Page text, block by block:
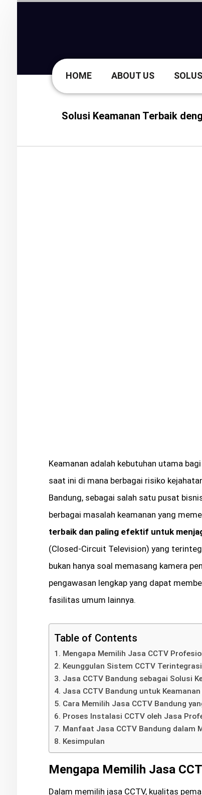
HOME ABOUT US
Solusi Keamanan Terbaik
Keamanan adalah kebutuhan utama
saat ini di mana berbagai risiko
Bandung, sebagai salah satu pusat
berbagai masalah keamanan yang
terbaik dan paling efektif untuk
(Closed-Circuit Television) yang
bukan hanya soal memasang kamera
pengawasan lengkap yang dapat
fasilitas umum lainnya.
Table of Contents
Mengapa Memilih Jasa CCTV
Keunggulan Sistem CCTV Terintegrasi
Jasa CCTV Bandung sebagai Solusi
Jasa CCTV Bandung untuk
Cara Memilih Jasa CCTV Bandung
Proses Instalasi CCTV oleh Jasa
Manfaat Jasa CCTV Bandung dalam
Kesimpulan
Mengapa Memilih Jasa
Dalam memilih jasa CCTV, kualitas